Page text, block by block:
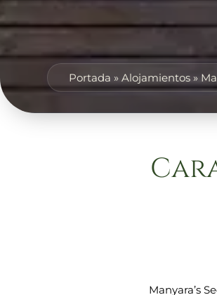
Portada »Alojamientos »
Manyara’s